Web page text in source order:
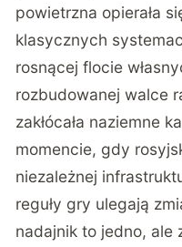
powietrzna opierała
klasycznych
rosnącej flocie
rozbudowanej walce
zakłócała naziemne
momencie, gdy
niezależnej
reguły gry ulegają
nadajnik to jedno, ale